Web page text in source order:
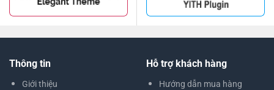
Thông tin
Giới thiệu
Hỗ trợ khách hàng
Hướng dẫn mua hàng